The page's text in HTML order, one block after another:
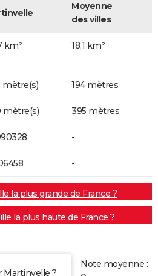
Moyenne
des villes
km² 18,1 km²
mètre(s) 194 mètres
mètre(s) 395 mètres
-
-
la plus grande de France ?
la plus haute de France ?
Martinvelle ?
Note moyenne :